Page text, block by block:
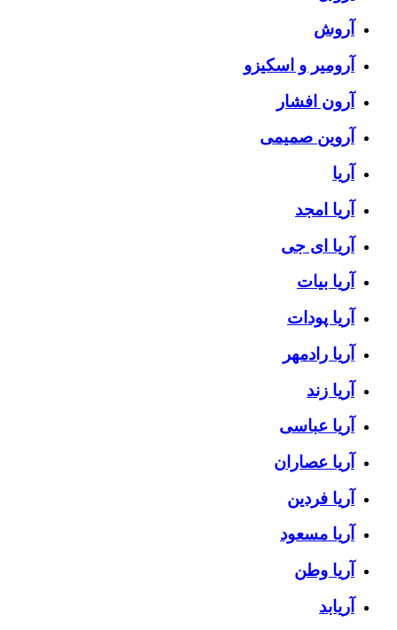
آروش
آرومیر و اسکیزو
آرون افشار
آروین صمیمی
آریا
آریا امجد
آریا ای جی
آریا بیات
آریا پودات
آریا رادمهر
آریا زند
آریا عباسی
آریا عصاران
آریا فردین
آریا مسعود
آریا وطن
آریابد